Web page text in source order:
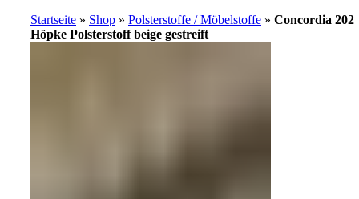
Startseite » Shop » Polsterstoffe / Möbelstoffe » Concordia 202
Höpke Polsterstoff beige gestreift